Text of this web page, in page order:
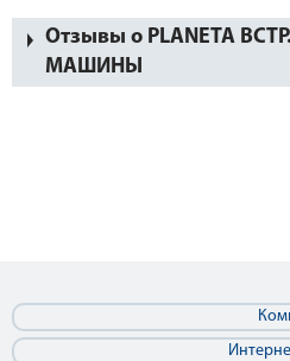
Отзывы о PLANETA
МАШИНЫ